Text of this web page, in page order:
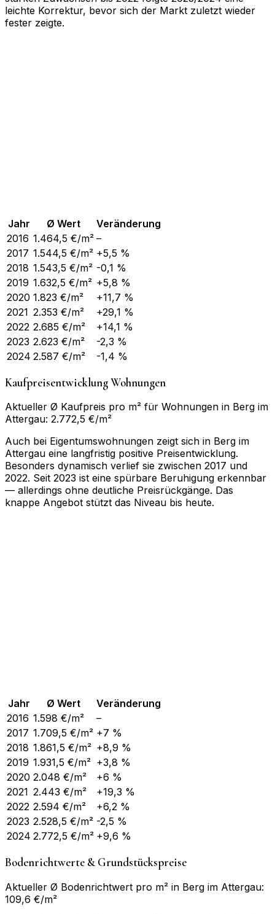
leichte Korrektur, bevor sich der Markt zuletzt wieder
fester zeigte.
Jahr Ø Wert
Veränderung
2016 1.464,5 €/m² –
2017 1.544,5 €/m² +5,5 %
2018 1.543,5 €/m² -0,1 %
2019 1.632,5 €/m² +5,8 %
2020 1.823 €/m²
+11,7 %
2021 2.353 €/m²
+29,1 %
2022 2.685 €/m²
+14,1 %
2023 2.623 €/m²
-2,3 %
2024 2.587 €/m² -1,4 %
Kaufpreisentwicklung Wohnungen
Aktueller Ø Kaufpreis pro m² für Wohnungen in Berg im
Attergau: 2.772,5 €/m²
Auch bei Eigentumswohnungen zeigt sich in Berg im
Attergau eine langfristig positive Preisentwicklung.
Besonders dynamisch verlief sie zwischen 2017 und
2022. Seit 2023 ist eine spürbare Beruhigung erkennbar
— allerdings ohne deutliche Preisrückgänge. Das
knappe Angebot stützt das Niveau bis heute.
Jahr Ø Wert
Veränderung
2016 1.598 €/m²
–
2017 1.709,5 €/m² +7 %
2018 1.861,5 €/m² +8,9 %
2019 1.931,5 €/m² +3,8 %
2020 2.048 €/m²
+6 %
2021 2.443 €/m²
+19,3 %
2022 2.594 €/m²
+6,2 %
2023 2.528,5 €/m² -2,5 %
2024 2.772,5 €/m² +9,6 %
Bodenrichtwerte & Grundstückspreise
Aktueller Ø Bodenrichtwert pro m² in Berg im Attergau:
109,6 €/m²